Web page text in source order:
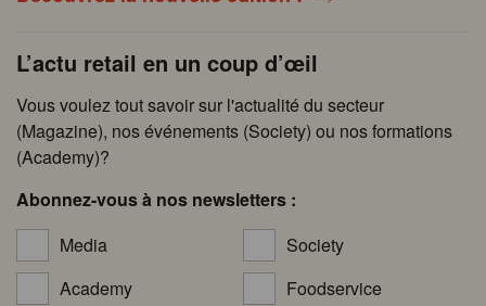
L’actu retail en un coup d’œil
Vous voulez tout savoir sur l'actualité du secteur
(Magazine), nos événements (Society) ou nos formations
(Academy)?
Abonnez-vous à nos newsletters :
Media
Society
Academy
Foodservice